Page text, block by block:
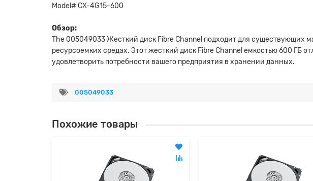
Model# CX-4G15-600
Обзор:
The 005049033 Жесткий диск Fibre Channel подходит для существующих
ресурсоемких средах. Этот жесткий диск Fibre Channel емкостью 600 ГБ
удовлетворить потребности вашего предприятия в хранении данных.
005049033
Похожие товары